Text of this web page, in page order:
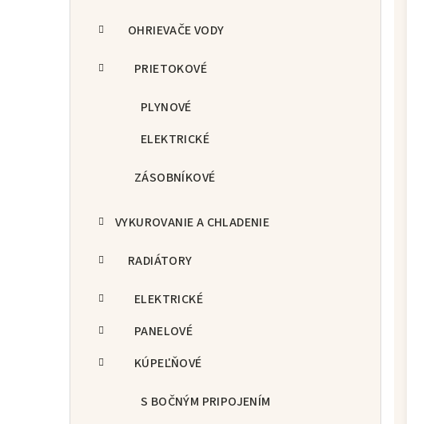
OHRIEVAČE VODY
PRIETOKOVÉ
PLYNOVÉ
ELEKTRICKÉ
ZÁSOBNÍKOVÉ
VYKUROVANIE A CHLADENIE
RADIÁTORY
ELEKTRICKÉ
PANELOVÉ
KÚPEĽŇOVÉ
S BOČNÝM PRIPOJENÍM